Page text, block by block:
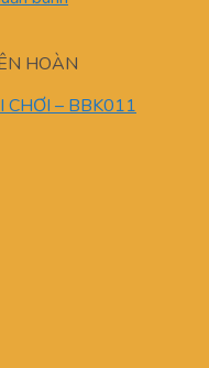
HOÀN
CHƠI – BBK011